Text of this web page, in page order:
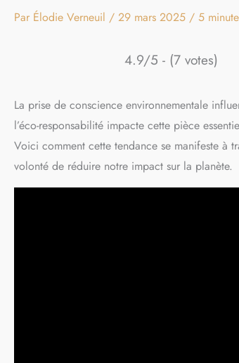
Par Élodie Verneuil / 29 mars 2025 / 5
4.9/5 - (7 votes)
La prise de conscience environnementale
l’éco-responsabilité impacte cette pièce
Voici comment cette tendance se manifeste à
volonté de réduire notre impact sur la planète.